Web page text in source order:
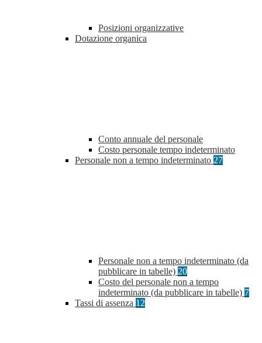
Posizioni organizzative
Dotazione organica
Conto annuale del personale
Costo personale tempo indeterminato
Personale non a tempo indeterminato 27
Personale non a tempo indeterminato (da
pubblicare in tabelle) 20
Costo del personale non a tempo
indeterminato (da pubblicare in tabelle) 7
Tassi di assenza 12